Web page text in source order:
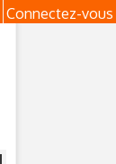
Connectez-vous